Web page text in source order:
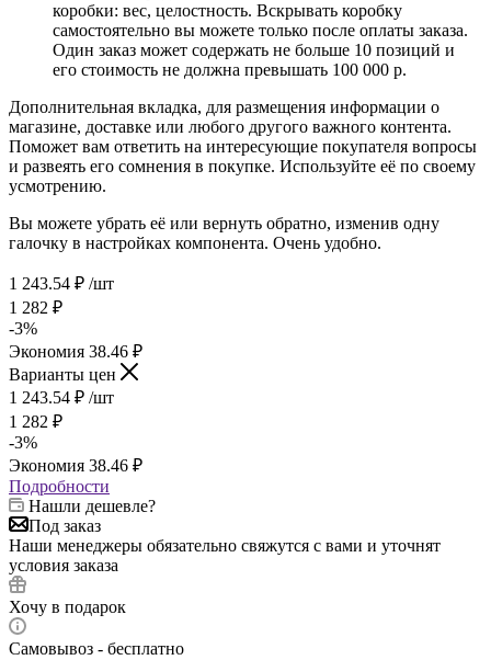
коробки: вес, целостность. Вскрывать коробку
самостоятельно вы можете только после оплаты заказа.
Один заказ может содержать не больше 10 позиций и
его стоимость не должна превышать 100 000 р.
Дополнительная вкладка, для размещения информации о
магазине, доставке или любого другого важного контента.
Поможет вам ответить на интересующие покупателя вопросы
и развеять его сомнения в покупке. Используйте её по своему
усмотрению.
Вы можете убрать её или вернуть обратно, изменив одну
галочку в настройках компонента. Очень удобно.
1 243.54 ₽ /шт
1 282 ₽
-3%
Экономия 38.46 ₽
Варианты цен
1 243.54 ₽ /шт
1 282 ₽
-3%
Экономия 38.46 ₽
Подробности
Нашли дешевле?
Под заказ
Наши менеджеры обязательно свяжутся с вами и уточнят
условия заказа
Хочу в подарок
Самовывоз - бесплатно